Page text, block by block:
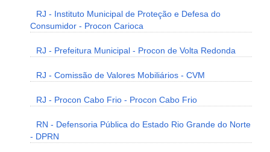
RJ - Instituto Municipal de Proteção e Defesa do
Consumidor - Procon Carioca
RJ - Prefeitura Municipal - Procon de Volta Redonda
RJ - Comissão de Valores Mobiliários - CVM
RJ - Procon Cabo Frio - Procon Cabo Frio
RN - Defensoria Pública do Estado Rio Grande do Norte
- DPRN